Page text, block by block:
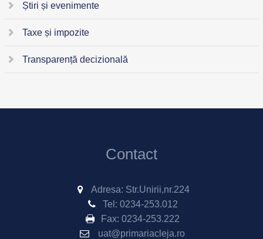
Știri și evenimente
Taxe și impozite
Transparență decizională
Contact
Adresa: Str.Unirii,nr.224
Tel: 0234-253.012
Fax: 0234-253.222
uat@primariacleja.ro